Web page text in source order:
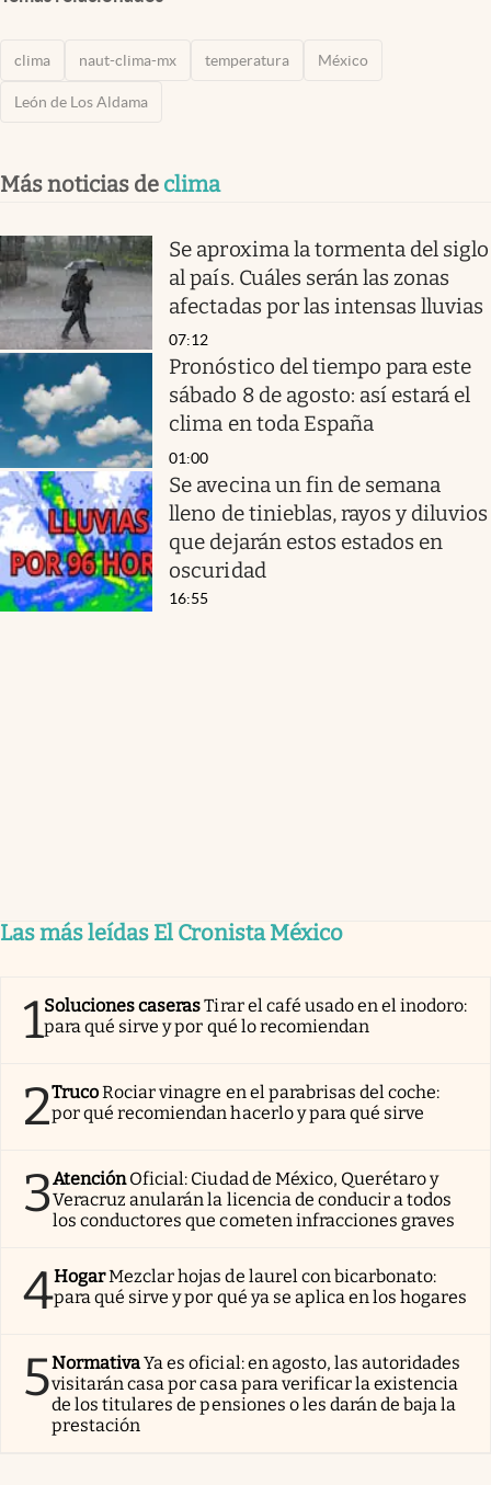
clima naut-clima-mx temperatura México
León de Los Aldama
Más noticias de clima
Se aproxima la tormenta del siglo
al país. Cuáles serán las zonas
afectadas por las intensas lluvias
07:12
Pronóstico del tiempo para este
sábado 8 de agosto: así estará el
clima en toda España
01:00
Se avecina un fin de semana
lleno de tinieblas, rayos y diluvios
que dejarán estos estados en
oscuridad
16:55
Las más leídas El Cronista México
1Soluciones caserasTirar el café usado en el inodoro:
para qué sirve y por qué lo recomiendan
2TrucoRociar vinagre en el parabrisas del coche:
por qué recomiendan hacerlo y para qué sirve
3AtenciónOficial: Ciudad de México, Querétaro y
Veracruz anularán la licencia de conducir a todos
los conductores que cometen infracciones graves
4HogarMezclar hojas de laurel con bicarbonato:
para qué sirve y por qué ya se aplica en los hogares
5NormativaYa es oficial: en agosto, las autoridades
visitarán casa por casa para verificar la existencia
de los titulares de pensiones o les darán de baja la
prestación